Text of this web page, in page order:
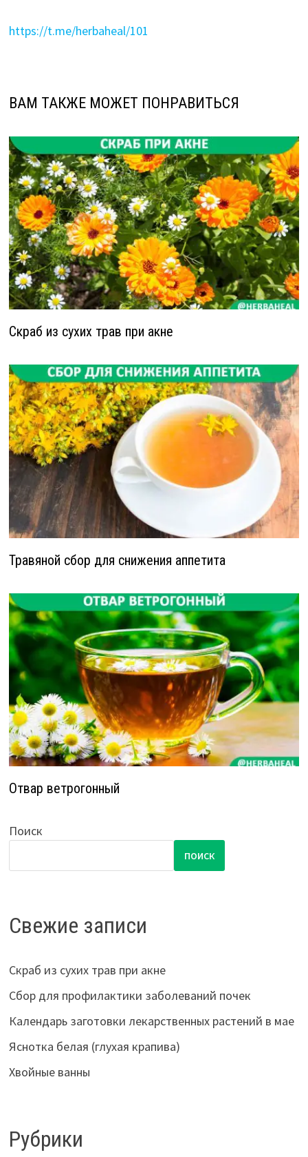
https://t.me/herbaheal/101
ВАМ ТАКЖЕ МОЖЕТ ПОНРАВИТЬСЯ
Скраб из сухих трав при акне
Травяной сбор для снижения аппетита
Отвар ветрогонный
Поиск
ПОИСК
Свежие записи
Скраб из сухих трав при акне
Сбор для профилактики заболеваний почек
Календарь заготовки лекарственных растений в мае
Яснотка белая (глухая крапива)
Хвойные ванны
Рубрики